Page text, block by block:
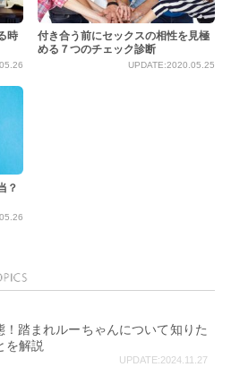
時
付き合う前にセックスの相性を見極
める７つのチェック診断
UPDATE:2020.05.25
？
！踏まれルーちゃんについて知りた
を解説
UPDATE:2024.11.27